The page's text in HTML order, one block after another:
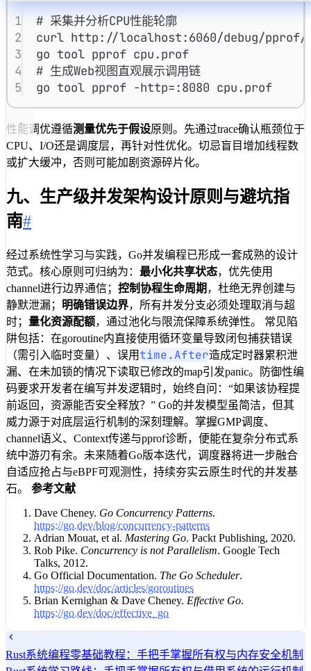
1
# 采集并分析CPU性能轮廓
2
curl http://localhost:6060/debug/pprof/
3
go tool pprof cpu.prof
4
# 生成Web视图直观展示调用链
5
go tool pprof -http=:8080 cpu.prof
性能调优遵循测量优先于假设原则。先通过trace确认瓶颈位于
CPU、I/O还是调度层，再针对性优化。切忌盲目增加线程数
或扩大缓冲，否则可能加剧资源碎片化。
九、生产级并发架构设计原则与避坑指
南#
经过系统性学习与实践，Go并发编程已形成一套成熟的设计
范式。核心原则可归纳为： 最小化共享状态，优先使用
channel进行边界通信； 控制协程生命周期 ，杜绝无界创建与
静默泄漏； 明确错误边界，所有并发分支必须处理取消与超
时； 量化资源配额，通过池化与限流保障系统弹性。 常见陷
阱包括：在goroutine内直接使用循环变量导致闭包捕获错误
（需引入临时变量）、误用time.After造成定时器累积泄
漏、在未加锁的情况下读取已修改的map引发panic。防御性编
码要求开发者在编写并发逻辑时，始终自问：“如果该协程提
前返回，资源能否安全释放？” Go的并发模型虽简洁，但其
威力源于对底层运行机制的深刻理解。掌握GMP调度、
channel语义、Context传递与pprof诊断，便能在复杂分布式系
统中游刃有余。未来随着Go版本迭代，调度器将进一步融合
自适应抢占与eBPF可观测性，持续夯实云原生时代的并发基
石。 参考文献
Dave Cheney. Go Concurrency Patterns.
https://go.dev/blog/concurrency-patterns
Adrian Mouat, et al. Mastering Go. Packt Publishing, 2020.
Rob Pike. Concurrency is not Parallelism. Google Tech
Talks, 2012.
Go Official Documentation. The Go Scheduler.
https://go.dev/doc/articles/goroutines
Brian Kernighan & Dave Cheney. Effective Go.
https://go.dev/doc/effective_go
Rust系统编程零基础教程：手把手掌握所有权与内存安全机制